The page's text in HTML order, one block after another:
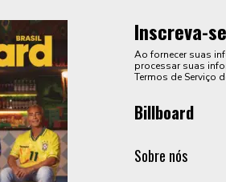
Inscreva-
Ao fornecer suas
processar suas
Termos de Serviço
Billboard
Sobre nós